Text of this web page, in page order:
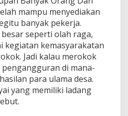
mampu menyediakan
banyak pekerja.
seperti olah raga,
kegiatan kemasyarakatan
Jadi kalau merokok
di mana-
para ulama desa.
yang memiliki ladang